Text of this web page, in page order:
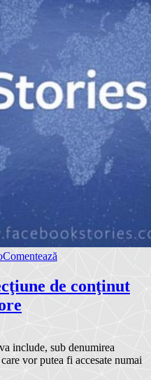
Comentează
de conţinut
include, sub denumirea
vor putea fi accesate numai